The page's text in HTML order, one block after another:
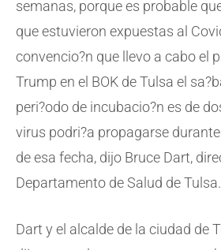
semanas, porque es probable
que estuvieron expuestas al
convencio?n que llevo a cabo el
Trump en el BOK de Tulsa el
peri?odo de incubacio?n es de
virus podri?a propagarse
de esa fecha, dijo Bruce Dart,
Departamento de Salud de Tulsa.
Dart y el alcalde de la ciudad de